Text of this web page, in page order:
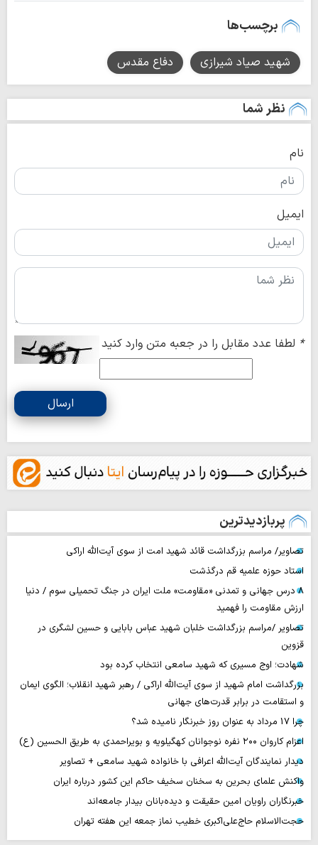
برچسب‌ها
شهید صیاد شیرازی دفاع مقدس
نظر شما
نام
ایمیل
* لطفا عدد مقابل را در جعبه متن وارد کنید
ارسال
پربازدیدترین
تصاویر/ مراسم بزرگداشت قائد شهید امت از سوی آیت‌الله اراکی
استاد حوزه علمیه قم درگذشت
۸ درس جهانی و تمدنی «مقاومت» ملت ایران در جنگ تحمیلی سوم / دنیا
ارزش مقاومت را فهمید
تصاویر /مراسم بزرگداشت خلبان شهید عباس بابایی و حسین لشگری در
قزوین
شهادت؛ اوج مسیری که شهید سامعی انتخاب کرده بود
بزرگداشت امام شهید از سوی آیت‌الله اراکی / رهبر شهید انقلاب؛ الگوی ایمان
و استقامت در برابر قدرت‌های جهانی
چرا 17 مرداد به عنوان روز خبرنگار نامیده شد؟
اعزام کاروان ۲۰۰ نفره نوجوانان کهگیلویه و بویراحمدی به طریق الحسین (ع)
دیدار نمایندگان آیت‌الله اعرافی با خانواده شهید سامعی + تصاویر
واکنش علمای بحرین به سخنان سخیف حاکم این کشور درباره ایران
خبرنگاران راویان امین حقیقت و دیده‌بانان بیدار جامعه‌اند
حجت‌الاسلام حاج‌علی‌اکبری خطیب نماز جمعه این هفته تهران